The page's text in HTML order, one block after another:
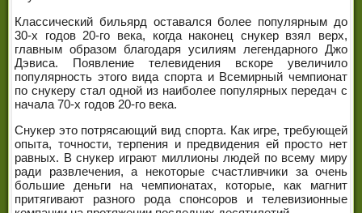
Классический бильярд оставался более популярным до
30-х годов 20-го века, когда наконец снукер взял верх,
главным образом благодаря усилиям легендарного Джо
Дэвиса. Появление телевидения вскоре увеличило
популярность этого вида спорта и Всемирный чемпионат
по снукеру стал одной из наиболее популярных передач с
начала 70-х годов 20-го века.
Снукер это потрясающий вид спорта. Как игре, требующей
опыта, точности, терпения и предвидения ей просто нет
равных. В снукер играют миллионы людей по всему миру
ради развлечения, а некоторые счастливчики за очень
большие деньги на чемпионатах, которые, как магнит
притягивают разного рода спонсоров и телевизионные